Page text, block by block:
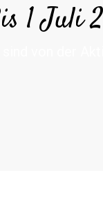
1 Juli